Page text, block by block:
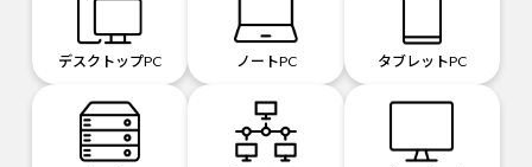
デスクトップPC ノートPC タブレットPC